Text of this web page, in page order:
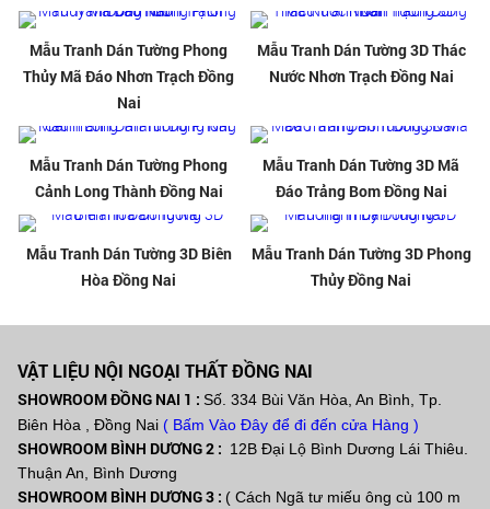
Mẫu Tranh Dán Tường Phong
Thủy Mã Đáo Nhơn Trạch Đồng
Nai
Mẫu Tranh Dán Tường 3D Thác
Nước Nhơn Trạch Đồng Nai
Mẫu Tranh Dán Tường Phong
Cảnh Long Thành Đồng Nai
Mẫu Tranh Dán Tường 3D Mã
Đáo Trảng Bom Đồng Nai
Mẫu Tranh Dán Tường 3D Biên
Hòa Đồng Nai
Mẫu Tranh Dán Tường 3D Phong
Thủy Đồng Nai
VẬT LIỆU NỘI NGOẠI THẤT ĐỒNG NAI
SHOWROOM ĐỒNG NAI 1 :Số. 334 Bùi Văn Hòa, An Bình, Tp.
Biên Hòa , Đồng Nai ( Bấm Vào Đây để đi đến cửa Hàng )
SHOWROOM BÌNH DƯƠNG 2 : 12B Đại Lộ Bình Dương Lái Thiêu.
Thuận An, Bình Dương
SHOWROOM BÌNH DƯƠNG 3 : ( Cách Ngã tư miếu ông cù 100 m